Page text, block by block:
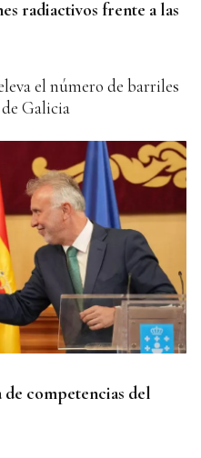
radiactivos frente a las
el número de barriles
Galicia
competencias del